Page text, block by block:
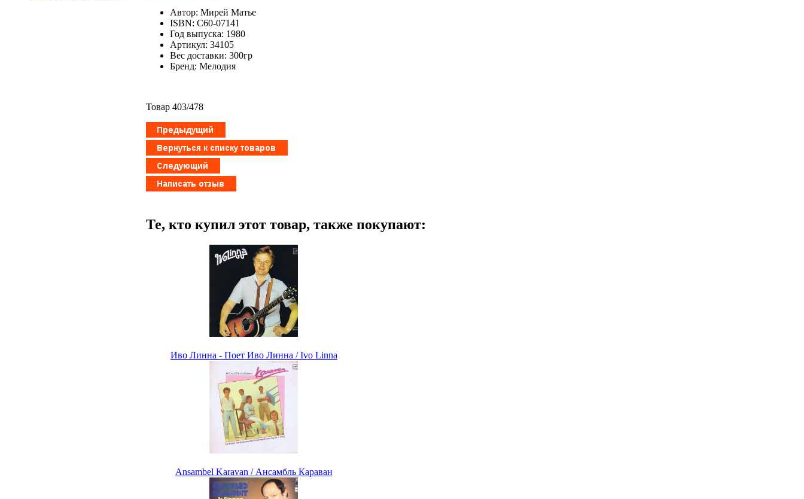
Автор: Мирей Матье
ISBN: С60-07141
Год выпуска: 1980
Артикул: 34105
Вес доставки: 300гр
Бренд: Мелодия
Товар 403/478
Те, кто купил этот товар, также покупают:
Иво Линна - Поет Иво Линна / Ivo Linna
Ansambel Karavan / Ансамбль Караван